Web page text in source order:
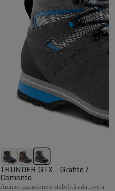
THUNDER GTX - Grafite /
Cemento
Ammortizzazione e stabilità adattive a